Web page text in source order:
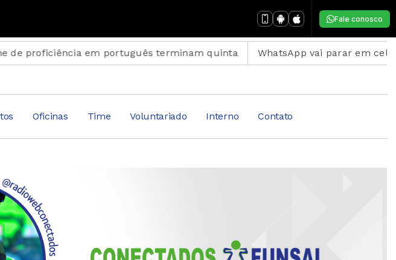
Fale conosco
em português terminam quinta WhatsApp vai parar em celulares
Oficinas Time Voluntariado Interno Contato